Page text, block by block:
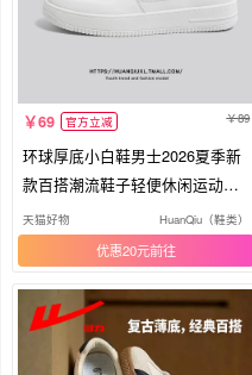
69 官方立减 89
环球厚底小白鞋男士2026夏季新
款百搭潮流鞋子轻便休闲运动板
鞋男
天猫好物 HuanQiu（鞋类）
优惠20元